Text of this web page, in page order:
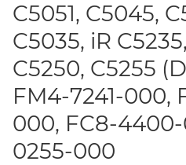
C5051, C5045,
C5035, iR
C5250, C5255
FM4-7241-000,
000, FC8-
0255-000